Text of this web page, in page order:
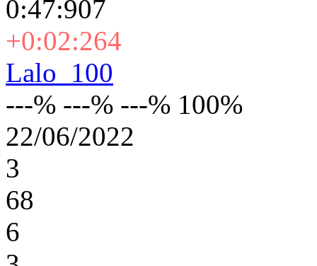
0:47:907
+0:02:264
Lalo_100
---% ---% ---% 100%
22/06/2022
3
68
6